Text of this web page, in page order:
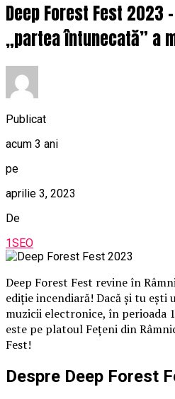
Deep Forest Fest 2023
„partea întunecată” a
Publicat
acum 3 ani
pe
aprilie 3, 2023
De
1SEO
Deep Forest Fest revine în
ediție incendiară! Dacă și tu
muzicii electronice, în perioada
este pe platoul Fețeni din
Fest!
Despre Deep Forest